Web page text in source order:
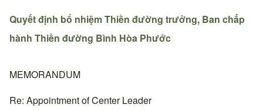
Quyết định bổ nhiệm Thiền đường trưởng, Ban chấp
hành Thiền đường Bình Hòa Phước
MEMORANDUM
Re: Appointment of Center Leader